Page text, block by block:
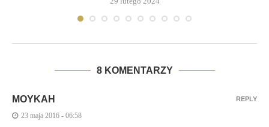
8 KOMENTARZY
MOYKAH
23 maja 2016 - 06:58
REPLY